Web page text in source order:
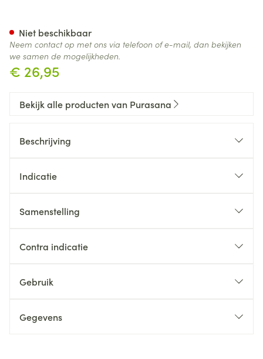
€ 26,95
Niet beschikbaar
Neem contact op met ons via telefoon of e-mail, dan bekijken
we samen de mogelijkheden.
Bekijk alle producten van Purasana
Beschrijving
Indicatie
Samenstelling
Contra indicatie
Gebruik
Gegevens